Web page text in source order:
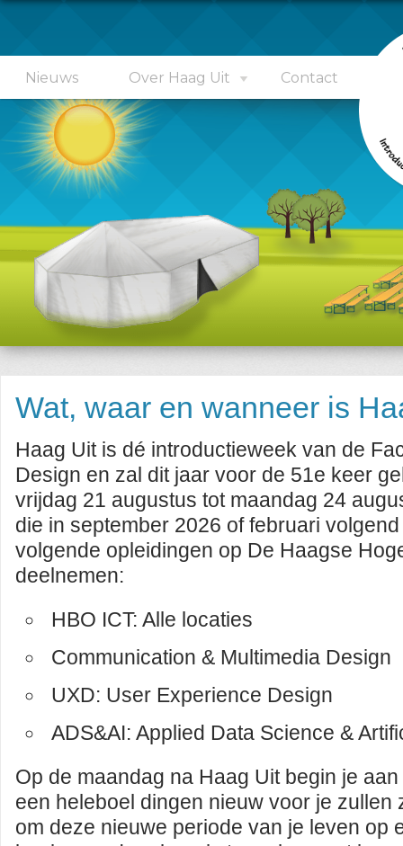
Nieuws Over Haag Uit Contact
Wat, waar en wanneer is
Haag Uit is dé introductieweek van de
Design en zal dit jaar voor de 51e keer
vrijdag 21 augustus tot maandag 24
die in september 2026 of februari
volgende opleidingen op De Haagse
deelnemen:
HBO ICT: Alle locaties
Communication & Multimedia Design
UXD: User Experience Design
ADS&AI: Applied Data Science &
Op de maandag na Haag Uit begin je
een heleboel dingen nieuw voor je zullen
om deze nieuwe periode van je leven op